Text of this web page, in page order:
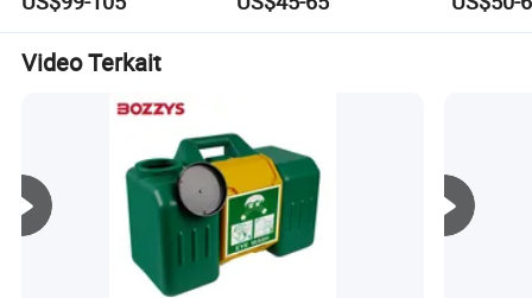
Laboratorium Stainless
Steel
Video Terkait